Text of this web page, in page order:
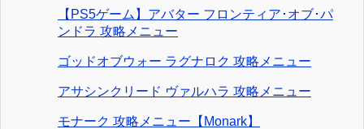
【PS5ゲーム】アバター フロンティア･オブ･パ
ンドラ 攻略メニュー
ゴッドオブウォー ラグナロク 攻略メニュー
アサシンクリード ヴァルハラ 攻略メニュー
モナーク 攻略メニュー【Monark】